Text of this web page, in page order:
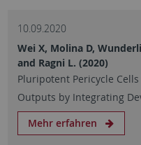
10.09.2020
Wei X, Molina D,
and Ragni L. (2020)
Pluripotent Pericycle
Outputs by Integrating
Mehr erfahren